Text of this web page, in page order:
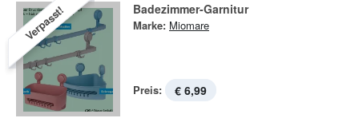
Verpasst! Badezimmer-Garnitur
Marke: Miomare
Preis: € 6,99